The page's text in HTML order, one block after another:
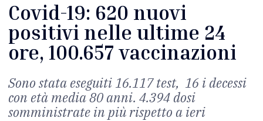
Covid-19: 620 nuovi
positivi nelle ultime 24
ore, 100.657 vaccinazioni
Sono stata eseguiti 16.117 test, 16 i decessi
con età media 80 anni. 4.394 dosi
somministrate in più rispetto a ieri